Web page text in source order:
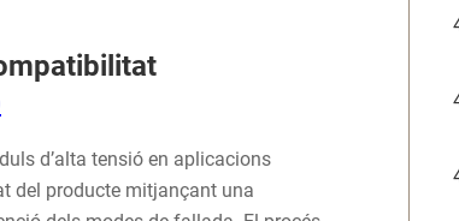
d’alta tensió en aplicacions
del producte mitjançant una